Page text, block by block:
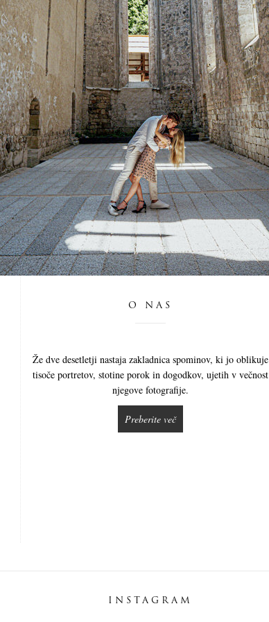
O NAS
Že dve desetletji nastaja zakladnica spominov, ki jo oblikuje
tisoče portretov, stotine porok in dogodkov, ujetih v večnost
njegove fotografije.
Preberite več
INSTAGRAM